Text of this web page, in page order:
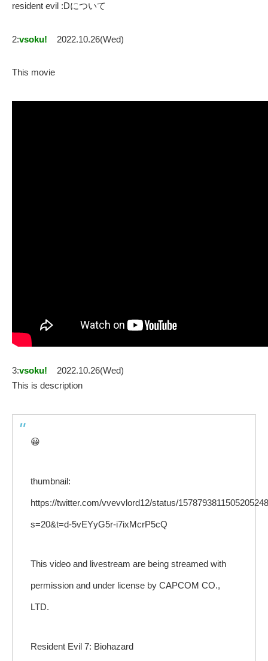
resident evil :Dについて
2:vsoku! 2022.10.26(Wed)
This movie
3:vsoku!
2022.10.26(Wed)
This is description
😀
thumbnail:
https://twitter.com/vvevvlord12/status/
s=20&t=d-5vEYyG5r-i7ixMcrP5cQ
This video and livestream are being streamed with
permission and under license by CAPCOM CO.,
LTD.
Resident Evil 7: Biohazard